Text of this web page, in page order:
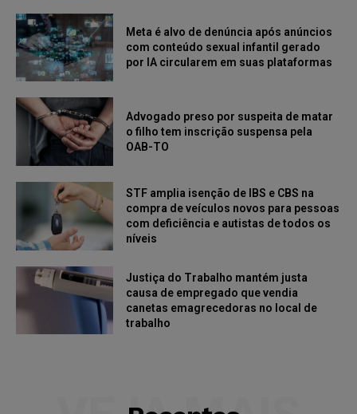
Meta é alvo de denúncia após anúncios
com conteúdo sexual infantil gerado
por IA circularem em suas plataformas
Advogado preso por suspeita de matar
o filho tem inscrição suspensa pela
OAB-TO
STF amplia isenção de IBS e CBS na
compra de veículos novos para pessoas
com deficiência e autistas de todos os
níveis
Justiça do Trabalho mantém justa
causa de empregado que vendia
canetas emagrecedoras no local de
trabalho